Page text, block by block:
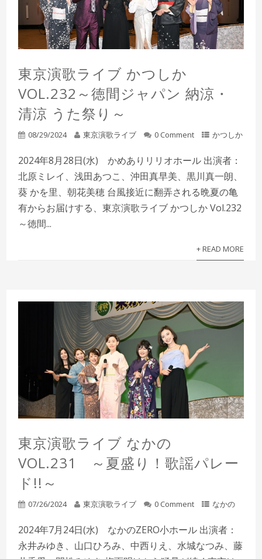
東京演歌ライブ かつしか
VOL.232～徳間ジャパン 納涼・
清涼 うた祭り～
08/29/2024 東京演歌ライブ 0 Comment かつしか
2024年8月28日(水) かめありリリオホール 出演者：
北原ミレイ、浅田あつこ、沖田真早美、黒川真一朗、
葵 かを里、朝花美穂 台風接近に翻弄される晩夏の亀
有からお届けする、東京演歌ライブ かつしか Vol.232
～徳間...
+ READ MORE
東京演歌ライブ なかの
VOL.231 ～夏盛り！歌謡パレー
ド!!～
07/26/2024 東京演歌ライブ 0 Comment なかの
2024年7月24日(水) なかのZERO小ホール 出演者：
永井みゆき、山口ひろみ、中西りえ、水城なつみ、藤